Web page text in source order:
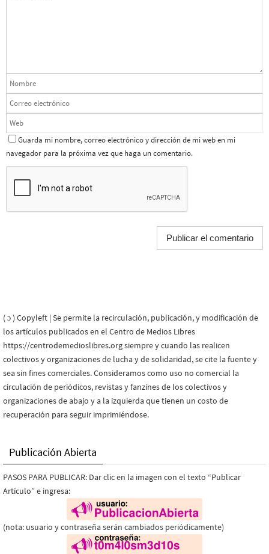
Guarda mi nombre, correo electrónico y dirección de mi web en mi
navegador para la próxima vez que haga un comentario.
( ɔ ) Copyleft | Se permite la recirculación, publicación, y modificación de
los artículos publicados en el Centro de Medios Libres
https://centrodemedioslibres.org siempre y cuando las realicen
colectivos y organizaciones de lucha y de solidaridad, se cite la fuente y
sea sin fines comerciales. Consideramos como uso no comercial la
circulación de periódicos, revistas y fanzines de los colectivos y
organizaciones de abajo y a la izquierda que tienen un costo de
recuperación para seguir imprimiéndose.
Publicación Abierta
PASOS PARA PUBLICAR: Dar clic en la imagen con el texto “Publicar
Artículo” e ingresa:
(nota: usuario y contraseña serán cambiados periódicamente)